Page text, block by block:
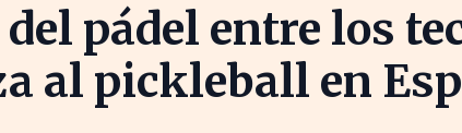
del pádel entre los
al pickleball en